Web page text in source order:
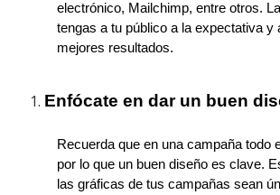
electrónico, Mailchimp, entre otros.
tengas a tu público a la expectativa y
mejores resultados.
Enfócate en dar un buen
Recuerda que en una campaña todo
por lo que un buen diseño es clave.
las gráficas de tus campañas sean